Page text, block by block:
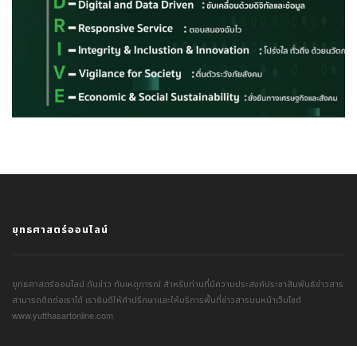
ยุทธศาสตร์ออนไลน์
ยุทธศาสตร์ออนไลน์ ทันข่าว ทันเหตุการณ์ สำหรับท่านที่มีความประสงค์ประชาสัมพันธ์ข่าวสาร
สามารถติดต่อเราได้ เรายินดีให้คำปรึกษาและให้บริการพื้นที่ข่าวสารบนหน้าเว็บไซต์
www.yutthasartonline.com